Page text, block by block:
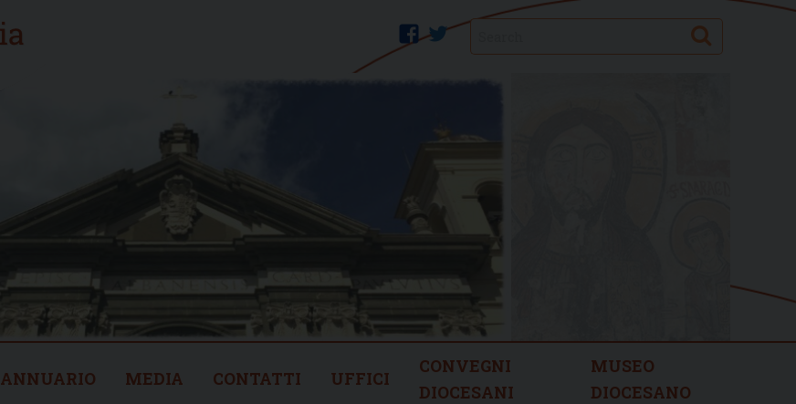
twitter
facebook Search
ANNUARIO MEDIA CONTATTI UFFICI
CONVEGNI
DIOCESANI
MUSEO
DIOCESANO